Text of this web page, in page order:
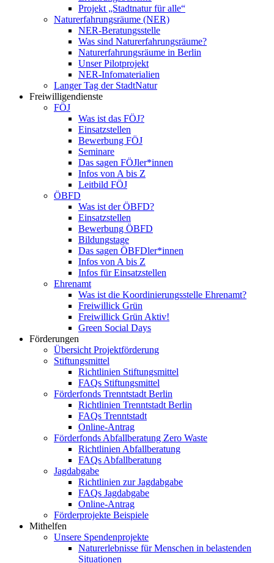
Projekt „Stadtnatur für alle“
Naturerfahrungsräume (NER)
NER-Beratungsstelle
Was sind Naturerfahrungsräume?
Naturerfahrungsräume in Berlin
Unser Pilotprojekt
NER-Infomaterialien
Langer Tag der StadtNatur
Freiwilligendienste
FÖJ
Was ist das FÖJ?
Einsatzstellen
Bewerbung FÖJ
Seminare
Das sagen FÖJler*innen
Infos von A bis Z
Leitbild FÖJ
ÖBFD
Was ist der ÖBFD?
Einsatzstellen
Bewerbung ÖBFD
Bildungstage
Das sagen ÖBFDler*innen
Infos von A bis Z
Infos für Einsatzstellen
Ehrenamt
Was ist die Koordinierungsstelle Ehrenamt?
Freiwillick Grün
Freiwillick Grün Aktiv!
Green Social Days
Förderungen
Übersicht Projektförderung
Stiftungsmittel
Richtlinien Stiftungsmittel
FAQs Stiftungsmittel
Förderfonds Trenntstadt Berlin
Richtlinien Trenntstadt Berlin
FAQs Trenntstadt
Online-Antrag
Förderfonds Abfallberatung Zero Waste
Richtlinien Abfallberatung
FAQs Abfallberatung
Jagdabgabe
Richtlinien zur Jagdabgabe
FAQs Jagdabgabe
Online-Antrag
Förderprojekte Beispiele
Mithelfen
Unsere Spendenprojekte
Naturerlebnisse für Menschen in belastenden
Situationen